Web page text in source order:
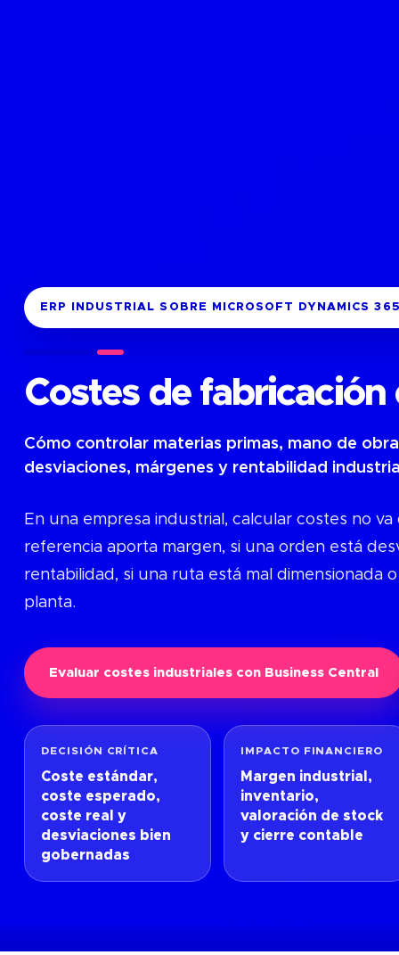
ERP INDUSTRIAL SOBRE MICROSOFT DYNAMICS
Costes de fabricación
Cómo controlar materias primas, mano de
desviaciones, márgenes y rentabilidad
En una empresa industrial, calcular costes no
referencia aporta margen, si una orden está
rentabilidad, si una ruta está mal dimensionada
planta.
Evaluar costes industriales con Business Central
DECISIÓN CRÍTICA
Coste estándar,
coste esperado,
coste real y
desviaciones bien
gobernadas
IMPACTO FINANCIERO
Margen industrial,
inventario,
valoración de stock
y cierre contable